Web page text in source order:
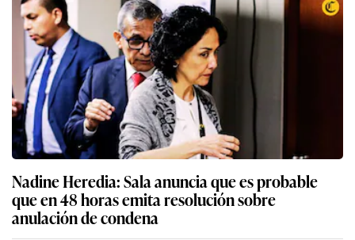
Nadine Heredia: Sala anuncia que es probable
que en 48 horas emita resolución sobre
anulación de condena